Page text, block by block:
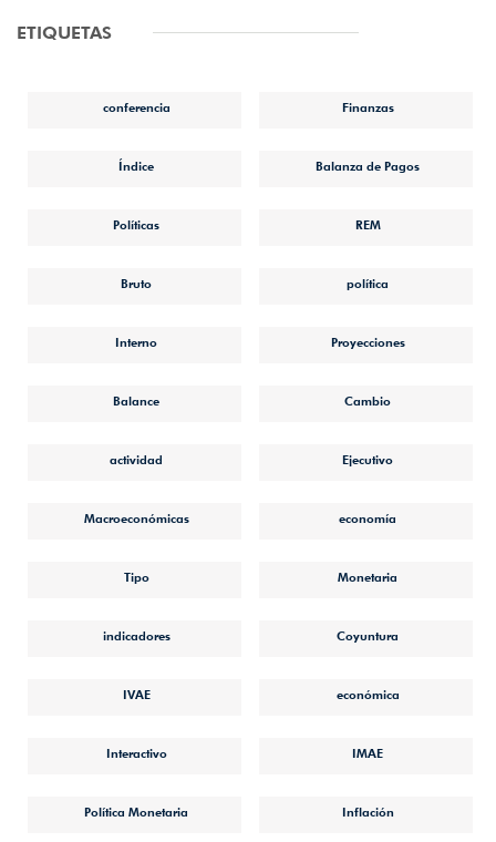
ETIQUETAS
conferencia Finanzas
Índice Balanza de Pagos
Políticas REM
Bruto política
Interno Proyecciones
Balance Cambio
actividad Ejecutivo
Macroeconómicas economía
Tipo Monetaria
indicadores Coyuntura
IVAE económica
Interactivo IMAE
Política Monetaria Inflación